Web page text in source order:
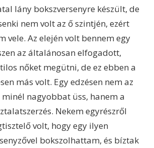
lány bokszversenyre készült, de
nem volt az ő szintjén, ezért
vele. Az elején volt bennem egy
az általánosan elfogadott,
nőket megütni, de ez ebben a
más volt. Egy edzésen nem az
nagyobbat üss, hanem a
Nekem egyrészről
volt, hogy egy ilyen
bokszolhattam, és bíztak